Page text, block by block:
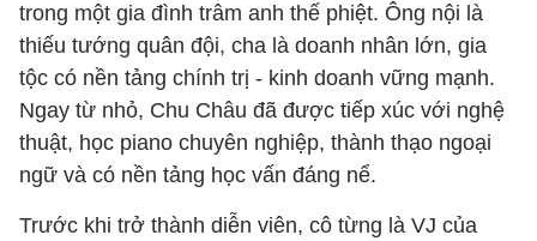
trong một gia đình trâm anh thế phiệt. Ông nội là
thiếu tướng quân đội, cha là doanh nhân lớn, gia
tộc có nền tảng chính trị - kinh doanh vững mạnh.
Ngay từ nhỏ, Chu Châu đã được tiếp xúc với nghệ
thuật, học piano chuyên nghiệp, thành thạo ngoại
ngữ và có nền tảng học vấn đáng nể.
Trước khi trở thành diễn viên, cô từng là VJ của